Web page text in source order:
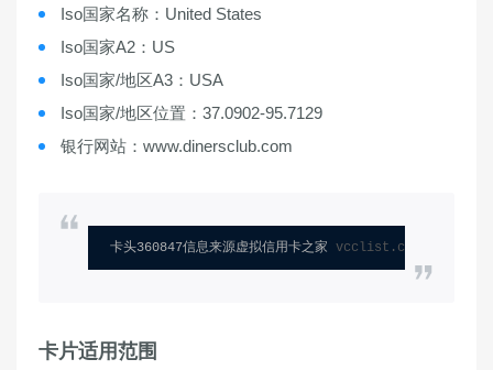
Iso国家名称：United States
Iso国家A2：US
Iso国家/地区A3：USA
Iso国家/地区位置：37.0902-95.7129
银行网站：www.dinersclub.com
卡头360847信息来源虚拟信用卡之家 vcclist.com
卡片适用范围